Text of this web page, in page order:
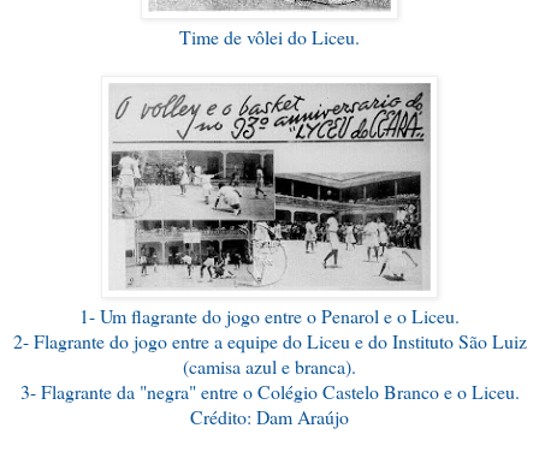
Time de vôlei do Liceu.
1- Um flagrante do jogo entre o Penarol e o Liceu.
2- Flagrante do jogo entre a equipe do Liceu e do Instituto São Luiz
(camisa azul e branca).
3- Flagrante da "negra" entre o Colégio Castelo Branco e o Liceu.
Crédito: Dam Araújo